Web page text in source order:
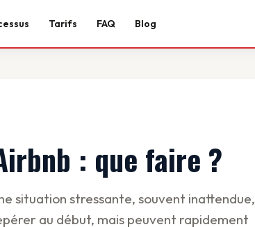
Tarifs FAQ Blog
: que faire ?
situation stressante, souvent inattendue,
au début, mais peuvent rapidement